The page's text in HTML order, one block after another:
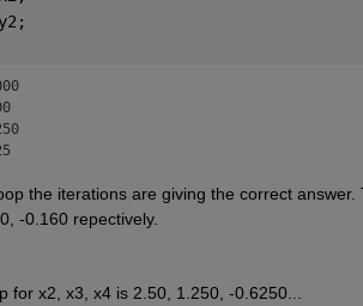
the iterations are giving the correct
-0.160 repectively.
for x2, x3, x4 is 2.50, 1.250, -0.6250...